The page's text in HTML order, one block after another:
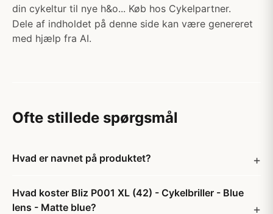
din cykeltur til nye h&o... Køb hos Cykelpartner.
Dele af indholdet på denne side kan være genereret
med hjælp fra AI.
Ofte stillede spørgsmål
Hvad er navnet på produktet?
Hvad koster Bliz P001 XL (42) - Cykelbriller - Blue
lens - Matte blue?